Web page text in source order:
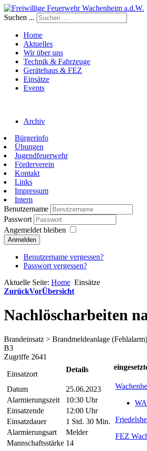
Suchen ...
Home
Aktuelles
Wir über uns
Technik & Fahrzeuge
Gerätehaus & FEZ
Einsätze
Events
Archiv
Bürgerinfo
Übungen
Jugendfeuerwehr
Förderverein
Kontakt
Links
Impressum
Intern
Benutzername
Passwort
Angemeldet bleiben
Anmelden
Benutzername vergessen?
Passwort vergessen?
Aktuelle Seite: Home Einsätze
ZurückVorÜbersicht
Nachlöscharbeiten
Brandeinsatz > Brandmeldeanlage (Fehlalarm)
B3
Zugriffe 2641
Einsatzort
Details
Datum
25.06.2023
Alarmierungszeit
10:30 Uhr
Einsatzende
12:00 Uhr
Einsatzdauer
1 Std. 30 Min.
Alarmierungsart
Melder
Mannschaftsstärke 14
FEZ